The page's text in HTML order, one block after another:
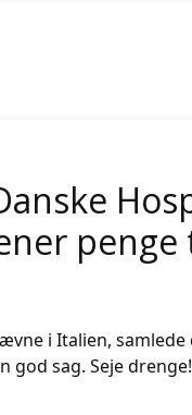
penge
i Italien,
god sag. Seje